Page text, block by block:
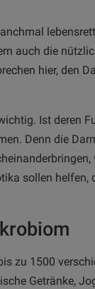
auch die
hier, den
Ist deren
Denn die
sollen helfen,
zu 1500
Getränke,